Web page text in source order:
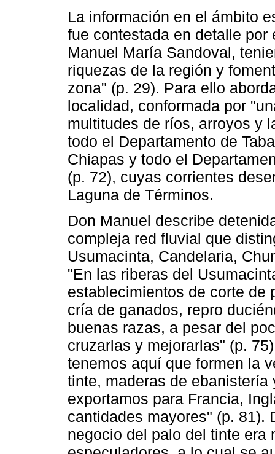
La información en el ámbito
fue contestada en detalle
Manuel María Sandoval,
riquezas de la región y
zona" (p. 29). Para ello
localidad, conformada por
multitudes de ríos, arroyos y
todo el Departamento de
Chiapas y todo el
(p. 72), cuyas corrientes
Laguna de Términos.
Don Manuel describe
compleja red fluvial que
Usumacinta, Candelaria,
"En las riberas del
establecimientos de corte de
cría de ganados, repro
buenas razas, a pesar del
cruzarlas y mejorarlas" (p.
tenemos aquí que formen la
tinte, maderas de
exportamos para Francia,
cantidades mayores" (p. 81).
negocio del palo del tinte era